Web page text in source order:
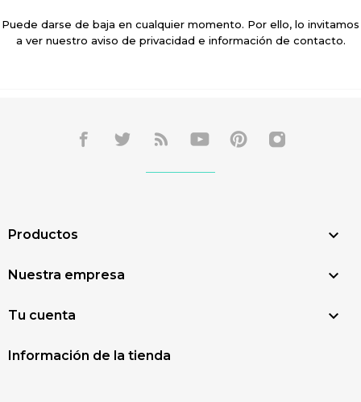
Puede darse de baja en cualquier momento. Por ello, lo invitamos
a ver nuestro aviso de privacidad e información de contacto.
Productos 
Nuestra empresa 
Tu cuenta 
Información de la tienda